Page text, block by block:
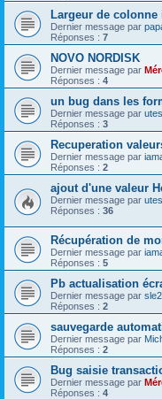
Largeur de colonne
Dernier message par
Réponses : 7
NOVO NORDISK
Dernier message par
Réponses : 4
un bug dans les
Dernier message par
Réponses : 3
Recuperation
Dernier message par
Réponses : 2
ajout d'une valeur
Dernier message par
Réponses : 36
Récupération de
Dernier message par
Réponses : 5
Pb actualisation
Dernier message par
Réponses : 2
sauvegarde
Dernier message par
Réponses : 2
Bug saisie
Dernier message par
Réponses : 4